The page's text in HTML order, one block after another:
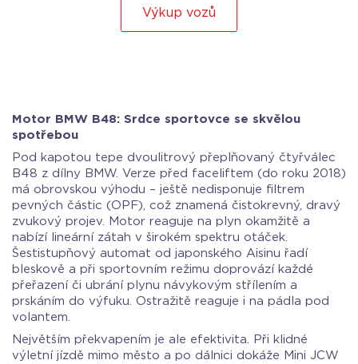
Výkup vozů
Motor BMW B48: Srdce sportovce se skvělou
spotřebou
Pod kapotou tepe dvoulitrový přeplňovaný čtyřválec
B48 z dílny BMW. Verze před faceliftem (do roku 2018)
má obrovskou výhodu – ještě nedisponuje filtrem
pevných částic (OPF), což znamená čistokrevný, dravý
zvukový projev. Motor reaguje na plyn okamžitě a
nabízí lineární zátah v širokém spektru otáček.
Šestistupňový automat od japonského Aisinu řadí
bleskově a při sportovním režimu doprovází každé
přeřazení či ubrání plynu návykovým střílením a
prskáním do výfuku. Ostražitě reaguje i na pádla pod
volantem.
Největším překvapením je ale efektivita. Při klidné
výletní jízdě mimo město a po dálnici dokáže Mini JCW